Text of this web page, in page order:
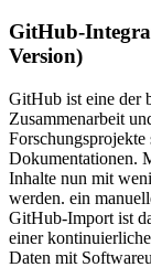
GitHub-
Version)
GitHub ist eine der
Zusammenarbeit
Dokumentationen.
Inhalte nun mit
werden. ein
GitHub-Import ist
einer
Daten mit